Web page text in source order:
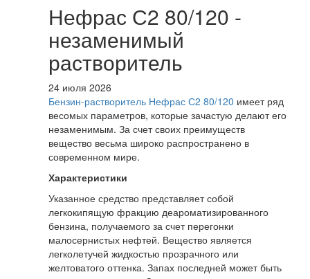
Нефрас С2 80/120 -
незаменимый
растворитель
24 июля 2026
Бензин-растворитель Нефрас С2 80/120 имеет ряд
весомых параметров, которые зачастую делают его
незаменимым. За счет своих преимуществ
вещество весьма широко распространено в
современном мире.
Характеристики
Указанное средство представляет собой
легкокипящую фракцию деароматизированного
бензина, получаемого за счет перегонки
малосернистых нефтей. Вещество является
легколетучей жидкостью прозрачного или
желтоватого оттенка. Запах последней может быть